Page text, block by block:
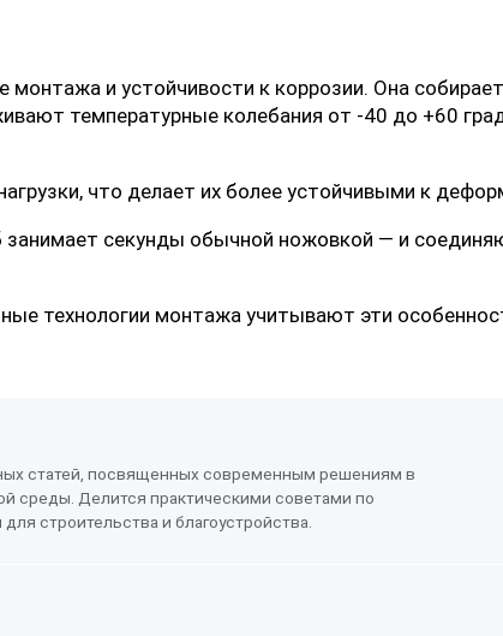
монтажа и устойчивости к коррозии. Она
температурные колебания от -40 до +60
что делает их более устойчивыми к
секунды обычной ножовкой — и
технологии монтажа учитывают эти
статей, посвященных современным решениям в
среды. Делится практическими советами по
строительства и благоустройства.